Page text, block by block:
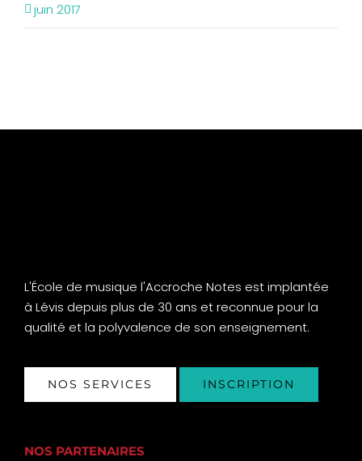
juin 2017
L'École de musique l'Accroche Notes est implantée
à Lévis depuis plus de 30 ans et reconnue pour la
qualité et la polyvalence de son enseignement.
NOS SERVICES INSCRIPTION
NOS PARTENAIRES